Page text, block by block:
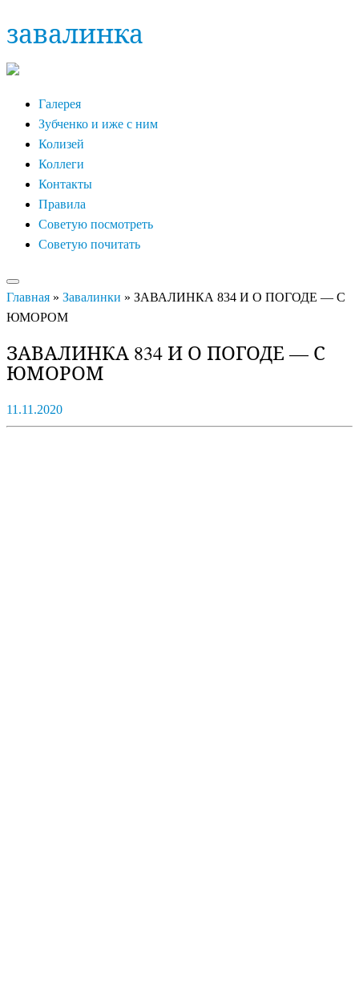
to
завалинка
Галерея
Зубченко и иже с ним
Колизей
Коллеги
Контакты
Правила
Советую посмотреть
Советую почитать
Главная » Завалинки » ЗАВАЛИНКА 834 И О ПОГОДЕ — С
ЮМОРОМ
ЗАВАЛИНКА 834 И О ПОГОДЕ — С
ЮМОРОМ
11.11.2020